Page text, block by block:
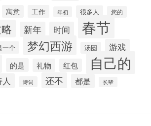
寓意 工作 年初 很多人 您的
新年 时间 春节
一个 梦幻西游 汤圆 游戏
的是 礼物 红包 自己的
诗词 还不 都是 长辈